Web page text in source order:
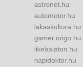
astronet.hu
automotor.hu
lakaskultura.hu
gamer.origo.hu
likebalaton.hu
napidoktor.hu